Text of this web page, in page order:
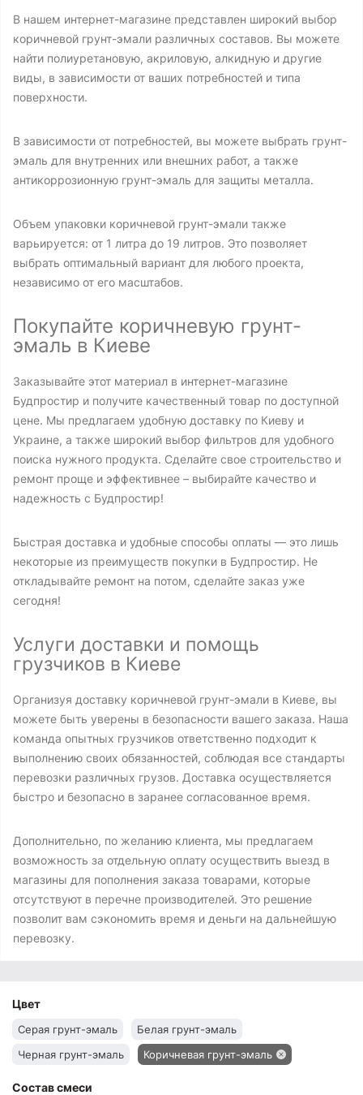
В нашем интернет-магазине представлен широкий выбор
коричневой грунт-эмали различных составов. Вы можете
найти полиуретановую, акриловую, алкидную и другие
виды, в зависимости от ваших потребностей и типа
поверхности.
В зависимости от потребностей, вы можете выбрать грунт-
эмаль для внутренних или внешних работ, а также
антикоррозионную грунт-эмаль для защиты металла.
Объем упаковки коричневой грунт-эмали также
варьируется: от 1 литра до 19 литров. Это позволяет
выбрать оптимальный вариант для любого проекта,
независимо от его масштабов.
Покупайте коричневую грунт-
эмаль в Киеве
Заказывайте этот материал в интернет-магазине
Будпростир и получите качественный товар по доступной
цене. Мы предлагаем удобную доставку по Киеву и
Украине, а также широкий выбор фильтров для удобного
поиска нужного продукта. Сделайте свое строительство и
ремонт проще и эффективнее – выбирайте качество и
надежность с Будпростир!
Быстрая доставка и удобные способы оплаты — это лишь
некоторые из преимуществ покупки в Будпростир. Не
откладывайте ремонт на потом, сделайте заказ уже
сегодня!
Услуги доставки и помощь
грузчиков в Киеве
Организуя доставку коричневой грунт-эмали в Киеве, вы
можете быть уверены в безопасности вашего заказа. Наша
команда опытных грузчиков ответственно подходит к
выполнению своих обязанностей, соблюдая все стандарты
перевозки различных грузов. Доставка осуществляется
быстро и безопасно в заранее согласованное время.
Дополнительно, по желанию клиента, мы предлагаем
возможность за отдельную оплату осуществить выезд в
магазины для пополнения заказа товарами, которые
отсутствуют в перечне производителей. Это решение
позволит вам сэкономить время и деньги на дальнейшую
перевозку.
Цвет
Серая грунт-эмаль
Белая грунт-эмаль
Черная грунт-эмаль
Коричневая грунт-эмаль
Состав смеси